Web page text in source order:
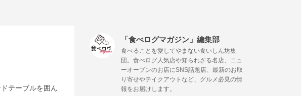
テーブルを囲ん
「食べログマガジン」編集部
食べることを愛してやまない食いしん坊集
団。食べログ人気店や知られざる名店、ニュ
ーオープンのお店にSNS話題店、最新のお取
り寄せやテイクアウトなど、グルメ必見の情
報をお届けします。